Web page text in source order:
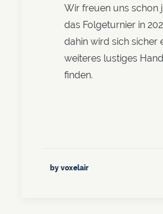
Wir freuen uns schon
das Folgeturnier in
dahin wird sich sicher
weiteres lustiges
finden.
by voxelair